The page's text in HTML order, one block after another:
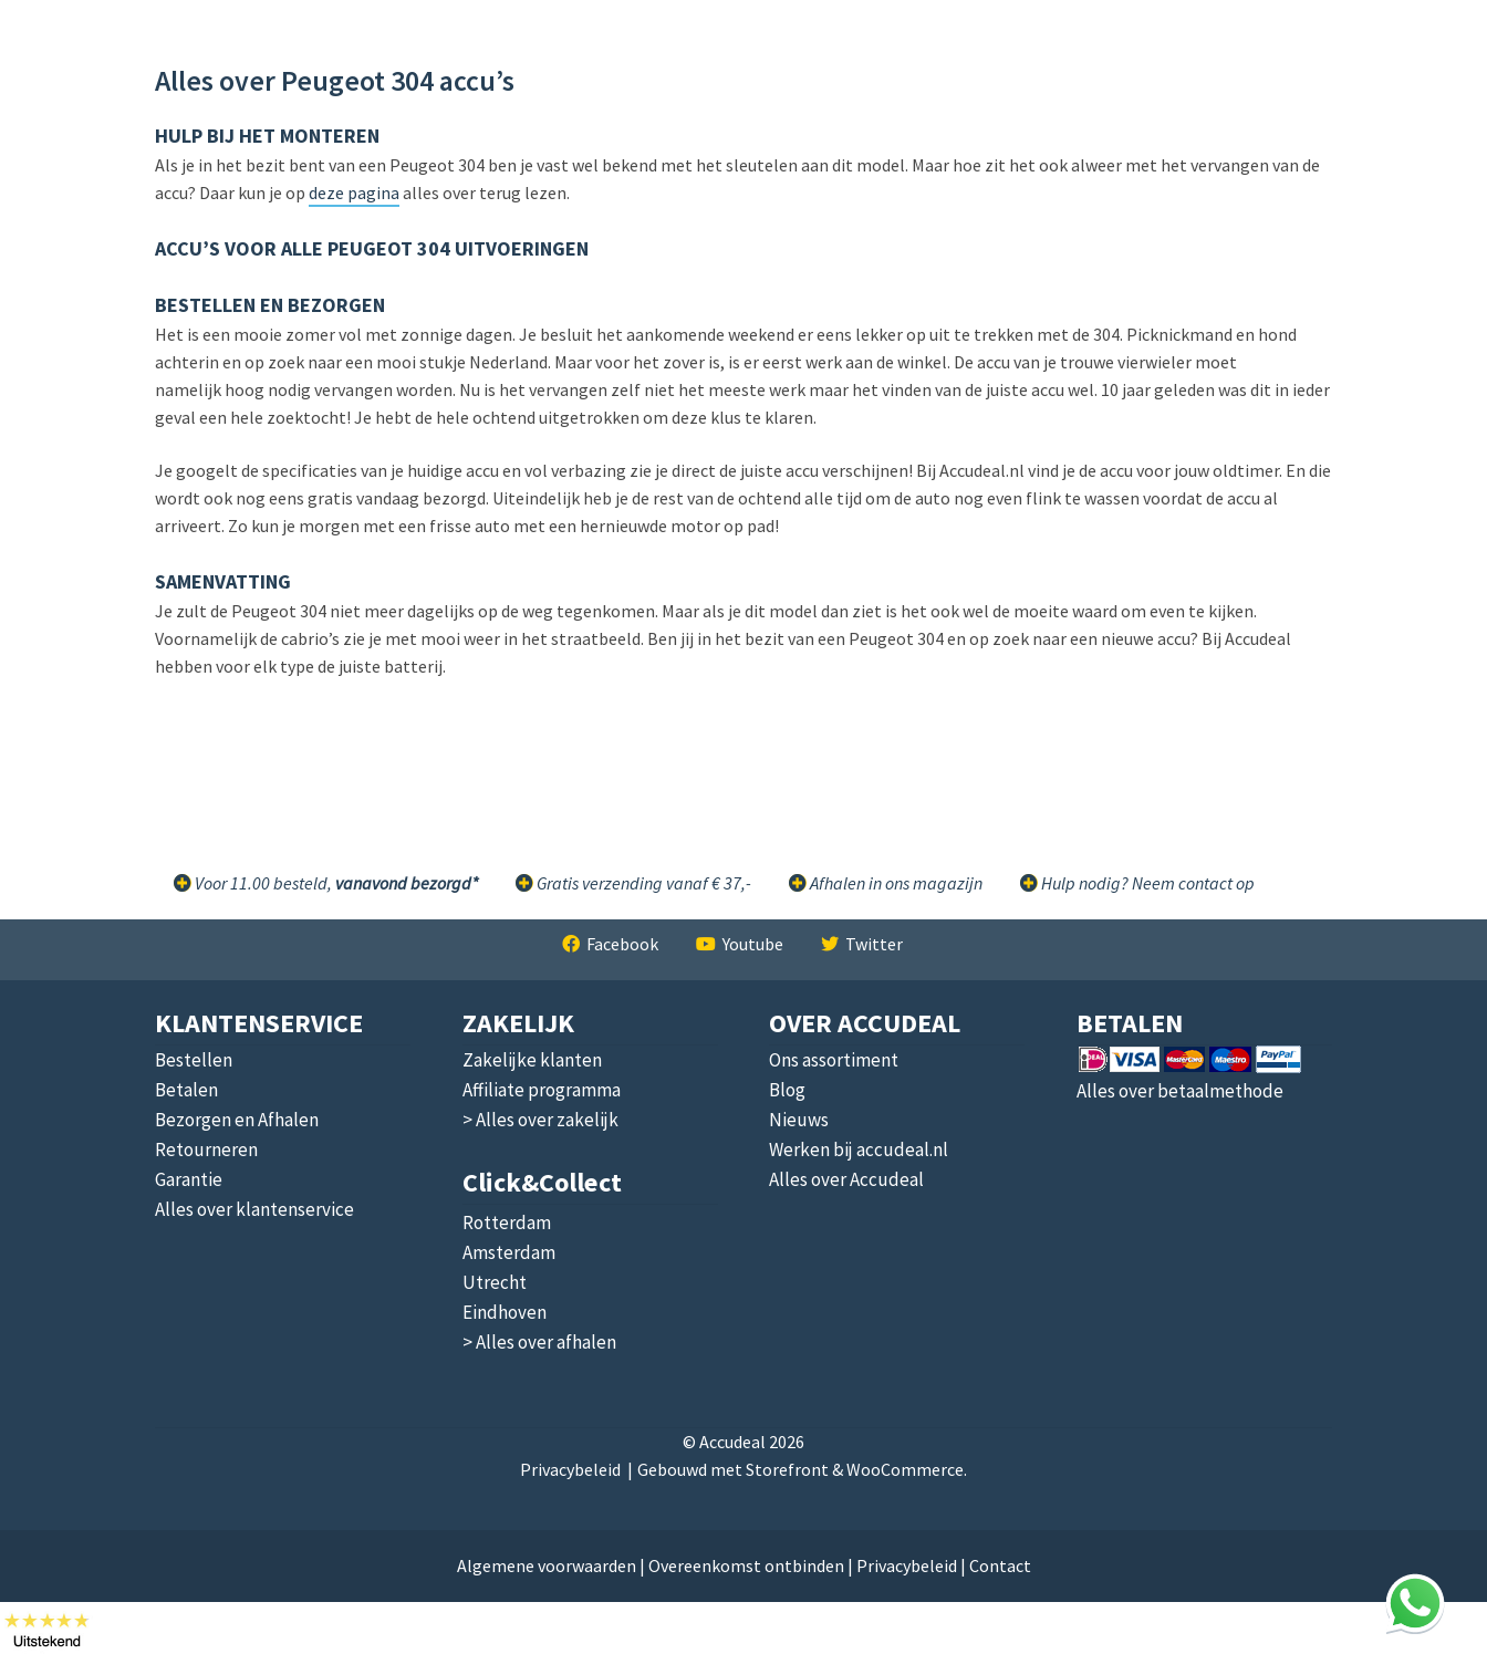
Alles over Peugeot 304 accu’s
HULP BIJ HET MONTEREN
Als je in het bezit bent van een Peugeot 304 ben je vast wel bekend met het sleutelen aan dit model. Maar hoe zit het ook alweer met het vervangen van de
accu? Daar kun je opdeze pagina alles over terug lezen.
ACCU’S VOOR ALLE PEUGEOT 304 UITVOERINGEN
BESTELLEN EN BEZORGEN
Het is een mooie zomer vol met zonnige dagen. Je besluit het aankomende weekend er eens lekker op uit te trekken met de 304. Picknickmand en hond
achterin en op zoek naar een mooi stukje Nederland. Maar voor het zover is, is er eerst werk aan de winkel. De accu van je trouwe vierwieler moet
namelijk hoog nodig vervangen worden. Nu is het vervangen zelf niet het meeste werk maar het vinden van de juiste accu wel. 10 jaar geleden was dit in ieder
geval een hele zoektocht! Je hebt de hele ochtend uitgetrokken om deze klus te klaren.
Je googelt de specificaties van je huidige accu en vol verbazing zie je direct de juiste accu verschijnen! Bij Accudeal.nl vind je de accu voor jouw oldtimer. En die
wordt ook nog eens gratis vandaag bezorgd. Uiteindelijk heb je de rest van de ochtend alle tijd om de auto nog even flink te wassen voordat de accu al
arriveert. Zo kun je morgen met een frisse auto met een hernieuwde motor op pad!
SAMENVATTING
Je zult de Peugeot 304 niet meer dagelijks op de weg tegenkomen. Maar als je dit model dan ziet is het ook wel de moeite waard om even te kijken.
Voornamelijk de cabrio’s zie je met mooi weer in het straatbeeld. Ben jij in het bezit van een Peugeot 304 en op zoek naar een nieuwe accu? Bij Accudeal
hebben voor elk type de juiste batterij.
Voor 11.00 besteld, vanavond bezorgd* Gratis verzending vanaf € 37,- Afhalen in ons magazijn Hulp nodig? Neem contact op
Facebook Youtube Twitter
KLANTENSERVICE
Bestellen
Betalen
Bezorgen en Afhalen
Retourneren
Garantie
Alles over klantenservice
ZAKELIJK
Zakelijke klanten
Affiliate programma
> Alles over zakelijk
Click&collect
Rotterdam
Amsterdam
Utrecht
Eindhoven
> Alles over afhalen
OVER ACCUDEAL
Ons assortiment
Blog
Nieuws
Werken bij accudeal.nl
Alles over Accudeal
BETALEN
Alles over betaalmethode
© Accudeal 2026
Privacybeleid
Gebouwd met Storefront & WooCommerce.
Algemene voorwaarden | Overeenkomst ontbinden | Privacybeleid | Contact